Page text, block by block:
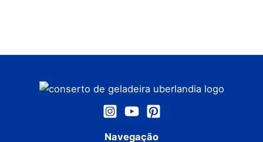
Navegação